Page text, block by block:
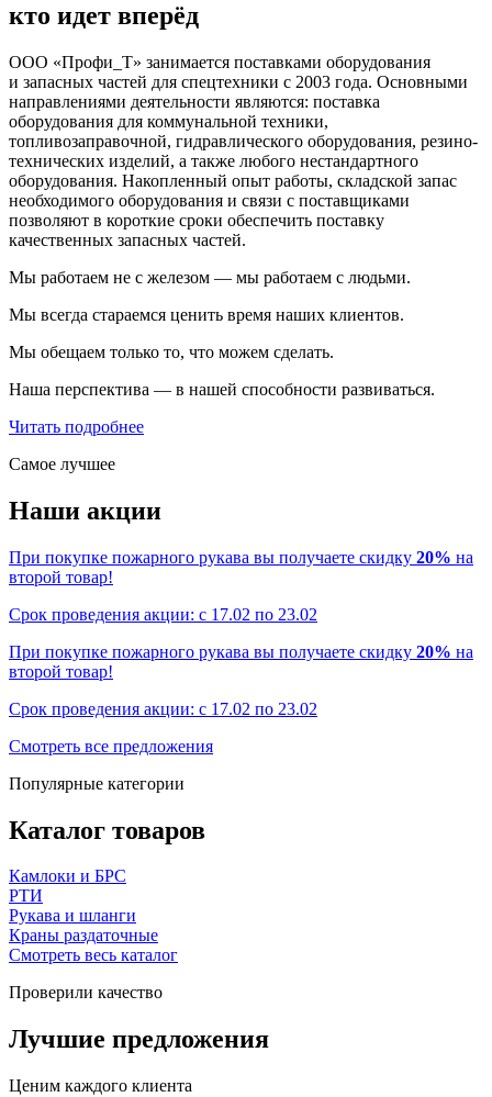
кто идет вперёд
ООО «Профи_Т» занимается поставками оборудования
и запасных частей для спецтехники с 2003 года. Основными
направлениями деятельности являются: поставка
оборудования для коммунальной техники,
топливозаправочной, гидравлического оборудования, резино-
технических изделий, а также любого нестандартного
оборудования. Накопленный опыт работы, складской запас
необходимого оборудования и связи с поставщиками
позволяют в короткие сроки обеспечить поставку
качественных запасных частей.
Мы работаем не с железом — мы работаем с людьми.
Мы всегда стараемся ценить время наших клиентов.
Мы обещаем только то, что можем сделать.
Наша перспектива — в нашей способности развиваться.
Читать подробнее
Самое лучшее
Наши акции
При покупке пожарного рукава вы получаете скидку 20% на
второй товар!
Срок проведения акции: с 17.02 по 23.02
При покупке пожарного рукава вы получаете скидку 20% на
второй товар!
Срок проведения акции: с 17.02 по 23.02
Смотреть все предложения
Популярные категории
Каталог товаров
Камлоки и БРС
РТИ
Рукава и шланги
Краны раздаточные
Смотреть весь каталог
Проверили качество
Лучшие предложения
Ценим каждого клиента